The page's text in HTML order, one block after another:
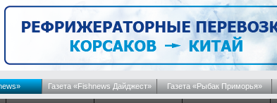
Газета «Fishnews Дайджест» Газета «Рыбак Приморья»